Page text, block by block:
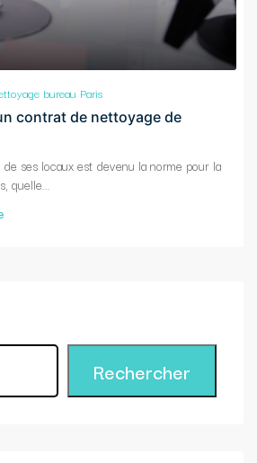
bureau Paris
contrat de nettoyage de
ses locaux est devenu la norme pour la
quelle...
Rechercher